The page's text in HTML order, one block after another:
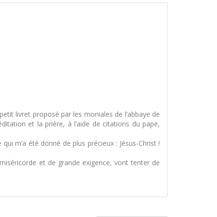
livret proposé par les moniales de l’abbaye de
et la prière, à l’aide de citations du pape,
m’a été donné de plus précieux : Jésus-Christ !
et de grande exigence, vont tenter de